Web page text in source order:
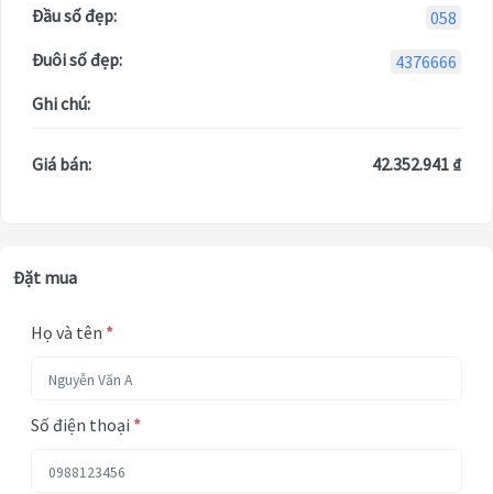
Đầu số đẹp:
058
Đuôi số đẹp:
4376666
Ghi chú:
Giá bán: 42.352.941 ₫
Đặt mua
Họ và tên *
Số điện thoại *